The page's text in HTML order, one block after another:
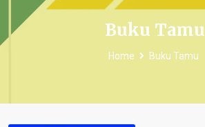
Buku Tamu
Home Buku Tamu